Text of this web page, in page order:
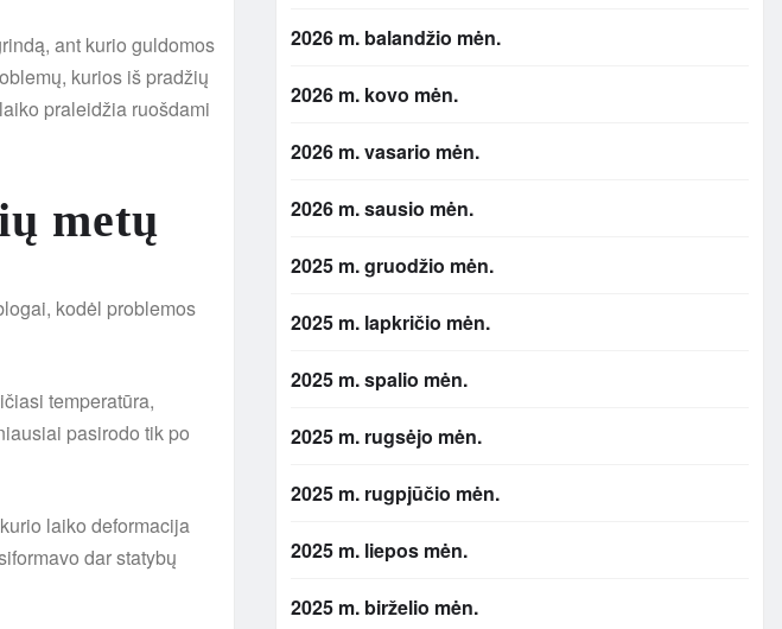
ant kurio guldomos
kurios iš pradžių
praleidžia ruošdami
metų
kodėl problemos
temperatūra,
pasirodo tik po
laiko deformacija
dar statybų
2026 m. balandžio mėn.
2026 m. kovo mėn.
2026 m. vasario mėn.
2026 m. sausio mėn.
2025 m. gruodžio mėn.
2025 m. lapkričio mėn.
2025 m. spalio mėn.
2025 m. rugsėjo mėn.
2025 m. rugpjūčio mėn.
2025 m. liepos mėn.
2025 m. birželio mėn.